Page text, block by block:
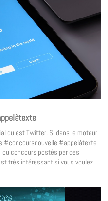
qu’est Twitter. Si dans le moteur
#concoursnouvelle #appelàtexte
concours postés par des
très intéressant si vous voulez